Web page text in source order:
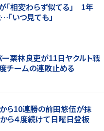
「相変わらず似てる」 1年
「いつ見ても」
ー栗林良吏が11日ヤクルト戦
チームの連敗止める
から10連勝の前田悠伍が抹
ら４度続けて日曜日登板